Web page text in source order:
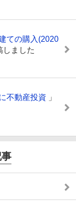
ての購入(2020
しました
不動産投資
」